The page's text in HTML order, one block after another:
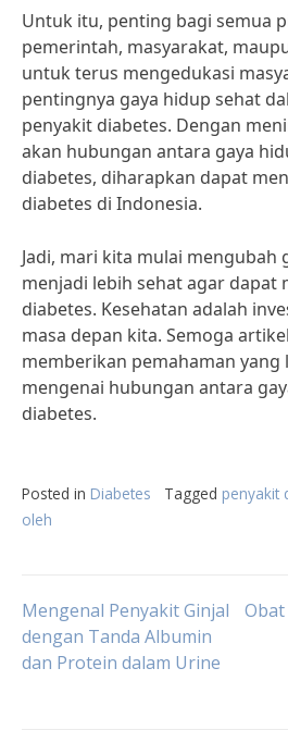
Untuk itu, penting bagi semua
pemerintah, masyarakat,
untuk terus mengedukasi
pentingnya gaya hidup sehat
penyakit diabetes. Dengan
akan hubungan antara gaya
diabetes, diharapkan dapat
diabetes di Indonesia.
Jadi, mari kita mulai mengubah
menjadi lebih sehat agar dapat
diabetes. Kesehatan adalah
masa depan kita. Semoga
memberikan pemahaman yang
mengenai hubungan antara
diabetes.
Posted in Diabetes Tagged penyakit
oleh
Post
navigation
Mengenal Penyakit Ginjal
dengan Tanda Albumin
dan Protein dalam Urine